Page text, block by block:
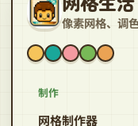
像素网格、调
制作
网格制作器